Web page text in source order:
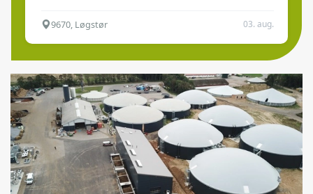
9670, Løgstør 03. aug.